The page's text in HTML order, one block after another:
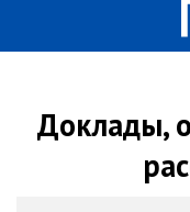
Доклады,